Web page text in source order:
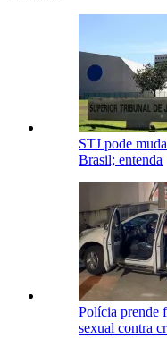
STJ pode
Brasil; entenda
Polícia prende
sexual contra